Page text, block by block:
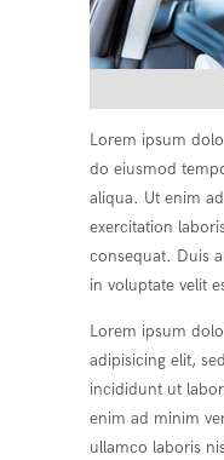
Lorem ipsum
do eiusmod
aliqua. Ut enim
exercitation
consequat. Duis
in voluptate velit
Lorem ipsum
adipisicing elit,
incididunt ut
enim ad minim
ullamco laboris